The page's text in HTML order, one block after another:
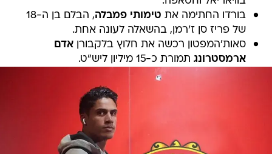
בורדו החתימה את טימותי פמבלה
, הבלם בן ה-18
של פריז סן ז'רמן, בהשאלה לעונה אחת.
סאות'המפטון רכשה את חלוץ בלקבורןאדם
ארמסטרונג תמורת כ-15 מיליון ליש"ט.